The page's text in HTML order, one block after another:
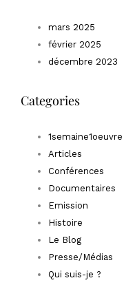
mars 2025
février 2025
décembre 2023
Categories
1semaine1oeuvre
Articles
Conférences
Documentaires
Emission
Histoire
Le Blog
Presse/Médias
Qui suis-je ?